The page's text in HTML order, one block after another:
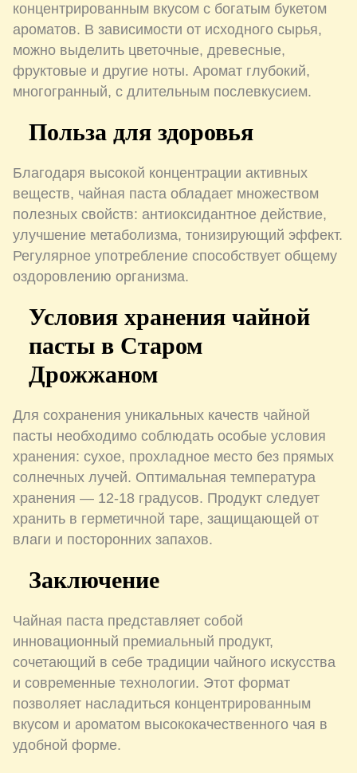
концентрированным вкусом с богатым букетом
ароматов. В зависимости от исходного сырья,
можно выделить цветочные, древесные,
фруктовые и другие ноты. Аромат глубокий,
многогранный, с длительным послевкусием.
Польза для здоровья
Благодаря высокой концентрации активных
веществ, чайная паста обладает множеством
полезных свойств: антиоксидантное действие,
улучшение метаболизма, тонизирующий эффект.
Регулярное употребление способствует общему
оздоровлению организма.
Условия хранения чайной
пасты в Старом
Дрожжаном
Для сохранения уникальных качеств чайной
пасты необходимо соблюдать особые условия
хранения: сухое, прохладное место без прямых
солнечных лучей. Оптимальная температура
хранения — 12-18 градусов. Продукт следует
хранить в герметичной таре, защищающей от
влаги и посторонних запахов.
Заключение
Чайная паста представляет собой
инновационный премиальный продукт,
сочетающий в себе традиции чайного искусства
и современные технологии. Этот формат
позволяет насладиться концентрированным
вкусом и ароматом высококачественного чая в
удобной форме.